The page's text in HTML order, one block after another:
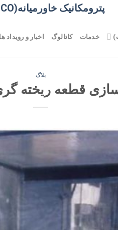
پترومکانیک خاورمیانه(MEPCO)
خدمات کاتالوگ اخبار و رویداد ها
بلاگ
قطعه ریخته